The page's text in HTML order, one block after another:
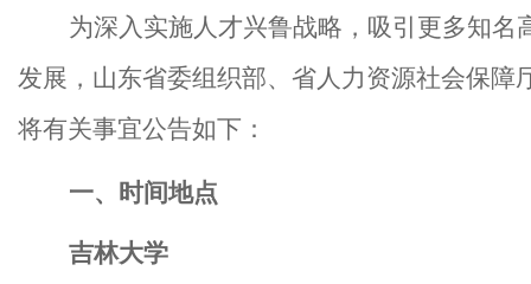
为深入实施人才兴鲁战略，吸引更多知
发展，山东省委组织部、省人力资源社会保障
将有关事宜公告如下：
一、时间地点
吉林大学